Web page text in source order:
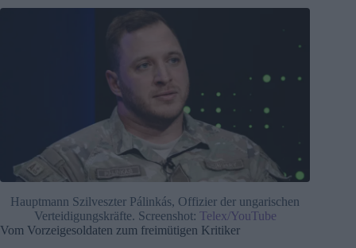
Hauptmann Szilveszter Pálinkás, Offizier der ungarischen
Verteidigungskräfte. Screenshot: Telex/YouTube
Vom Vorzeigesoldaten zum freimütigen Kritiker